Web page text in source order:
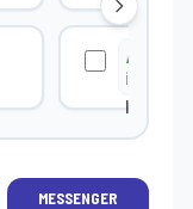
MESSENGER